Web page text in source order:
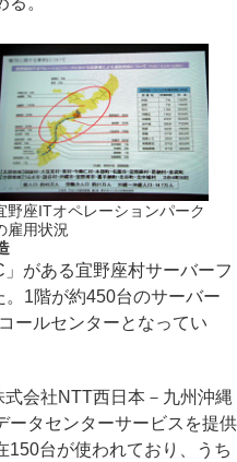
野座ITオペレーションパーク
雇用状況
がある宜野座村サーバーフ
1階が約450台のサーバー
ールセンターとなってい
会社NTT西日本－九州沖縄
ータセンターサービスを提供
150台が使われており、うち